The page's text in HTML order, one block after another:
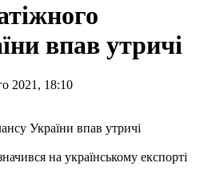
впав утричі
2021, 18:10
на українському експорті